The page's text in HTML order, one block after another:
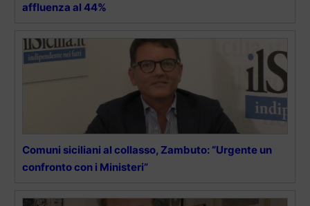
affluenza al 44%
Comuni siciliani al collasso, Zambuto: “Urgente un
confronto con i Ministeri”